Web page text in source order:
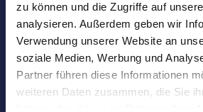
zu können und die Zugriffe auf
analysieren. Außerdem geben wir
Verwendung unserer Website an
soziale Medien, Werbung und
Partner führen diese Informationen
weiteren Daten zusammen, die Sie